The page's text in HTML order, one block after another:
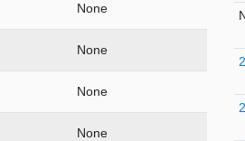
None
None
None
None